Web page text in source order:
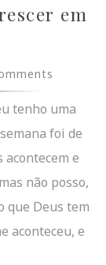
em
tenho uma
foi de
acontecem e
não posso,
que Deus tem
aconteceu, e